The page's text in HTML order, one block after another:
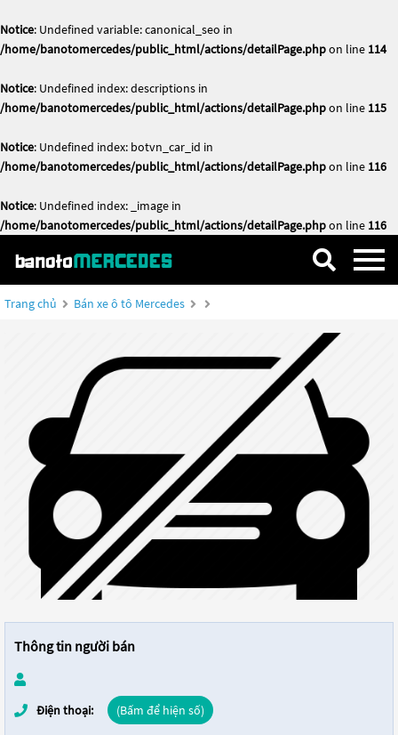
Notice: Undefined variable: canonical_seo in
/home/banotomercedes/public_html/actions/detailPage.phpon line 114
Notice: Undefined index: descriptions in
/home/banotomercedes/public_html/actions/detailPage.phpon line 115
Notice: Undefined index: botvn_car_id in
/home/banotomercedes/public_html/actions/detailPage.phpon line 116
Notice: Undefined index: _image in
/home/banotomercedes/public_html/actions/detailPage.phpon line 116
Trang chủ Bán xe ô tô Mercedes
Thông tin người bán
Điện thoại: (Bấm để hiện số)